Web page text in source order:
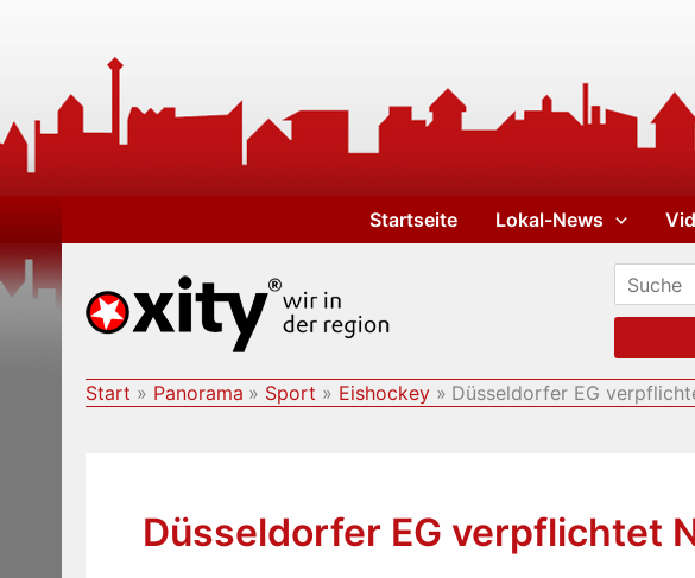
Startseite Lokal-News
Start Panorama Sport Eishockey Düsseldorfer EG
Düsseldorfer EG verpflichtet